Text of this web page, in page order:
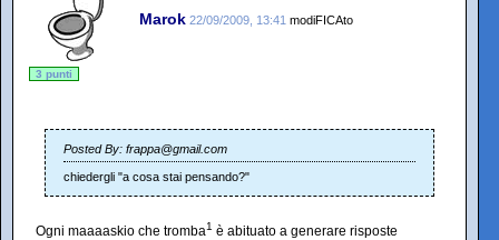
Marok 22/09/2009, 13:41 modiFICAto
3 punti
Posted By: frappa@gmail.com
chiedergli "a cosa stai pensando?"
Ogni maaaaskio che tromba1 è abituato a generare risposte